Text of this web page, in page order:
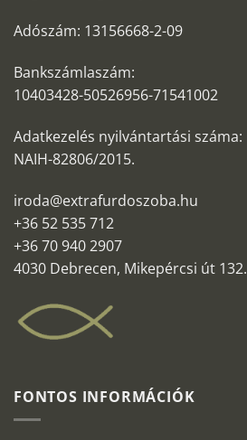
Adószám: 13156668-2-09
Bankszámlaszám:
10403428-50526956-71541002
Adatkezelés nyilvántartási száma:
NAIH-82806/2015.
iroda@extrafurdoszoba.hu
+36 52 535 712
+36 70 940 2907
4030 Debrecen, Mikepércsi út 132.
FONTOS INFORMÁCIÓK